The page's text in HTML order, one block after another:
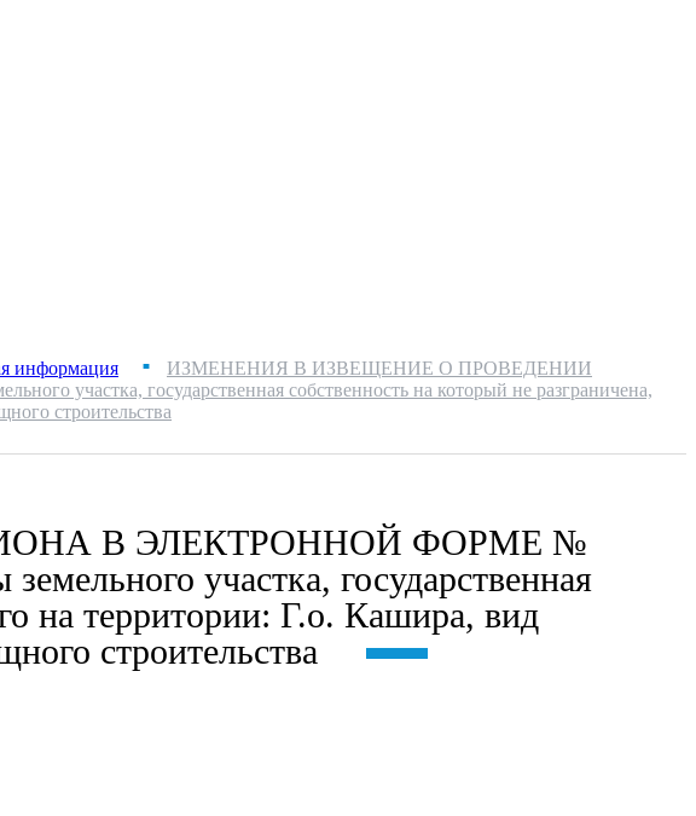
информация ■
ИЗМЕНЕНИЯ В ИЗВЕЩЕНИЕ О ПРОВЕДЕНИИ
государственная собственность на который не разграничена,
строительства
В ЭЛЕКТРОННОЙ ФОРМЕ №
участка, государственная
на территории: Г.о. Кашира, вид
строительства